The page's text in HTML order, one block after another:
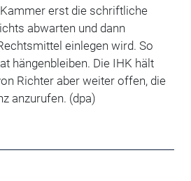
erst die schriftliche
abwarten und dann
einlegen wird. So
hängenbleiben. Die IHK hält
Richter aber weiter offen, die
anzurufen. (dpa)